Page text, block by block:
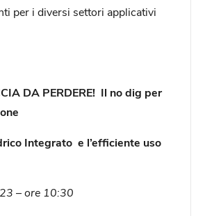
per i diversi settori applicativi
DA PERDERE! Il no dig per
Integrato e l’efficiente uso
– ore 10:30